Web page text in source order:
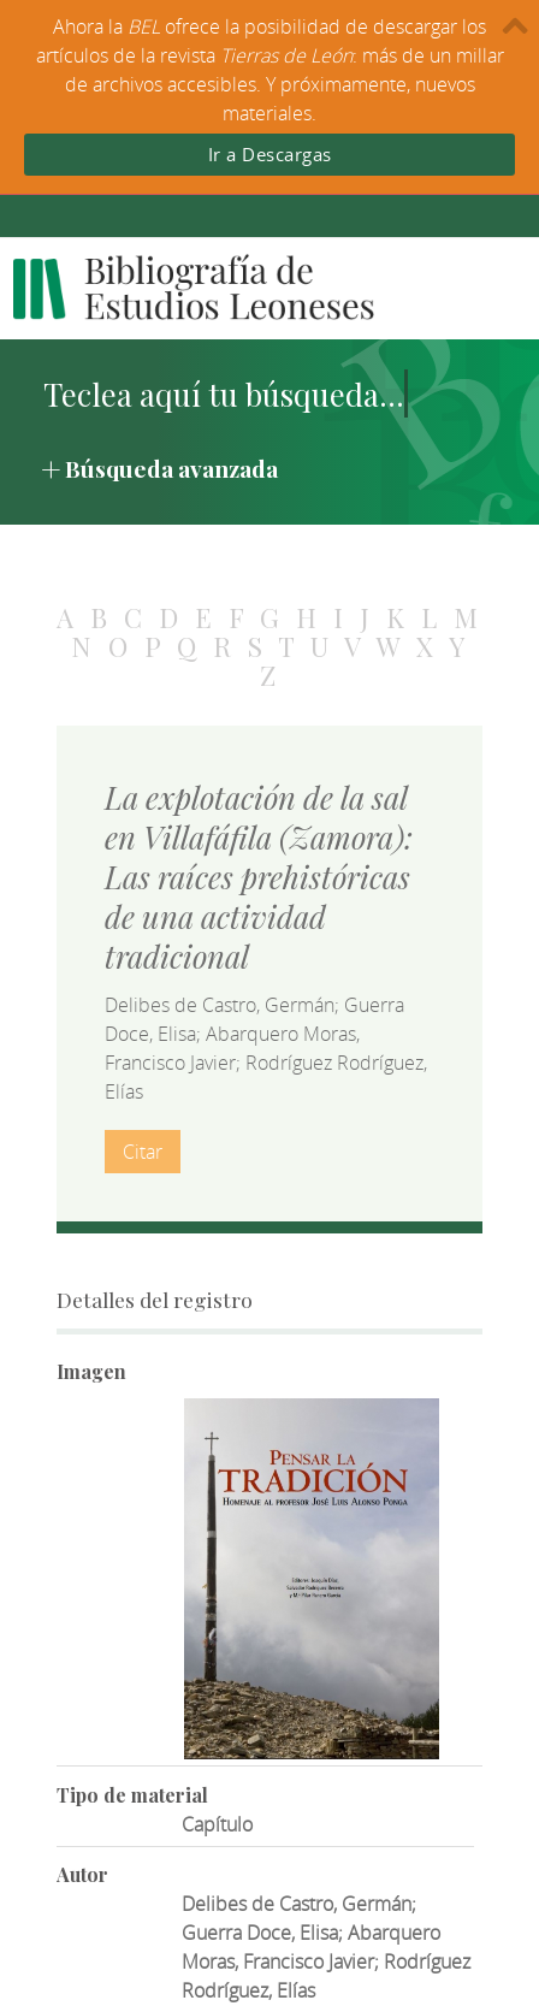
Búsqueda avanzada
A B C D E F G H I J K L M
N O P Q R S T U V W X Y
Z
La explotación de la sal
en Villafáfila (Zamora):
Las raíces prehistóricas
de una actividad
tradicional
Delibes de Castro, Germán; Guerra
Doce, Elisa; Abarquero Moras,
Francisco Javier; Rodríguez Rodríguez,
Elías
Citar
Detalles del registro
Imagen
Tipo de material
Capítulo
Autor
Delibes de Castro, Germán;
Guerra Doce, Elisa; Abarquero
Moras, Francisco Javier; Rodríguez
Rodríguez, Elías
Ahora la BEL ofrece la posibilidad de descargar los
artículos de la revista Tierras de León: más de un millar
de archivos accesibles. Y próximamente, nuevos
materiales.
Ir a Descargas